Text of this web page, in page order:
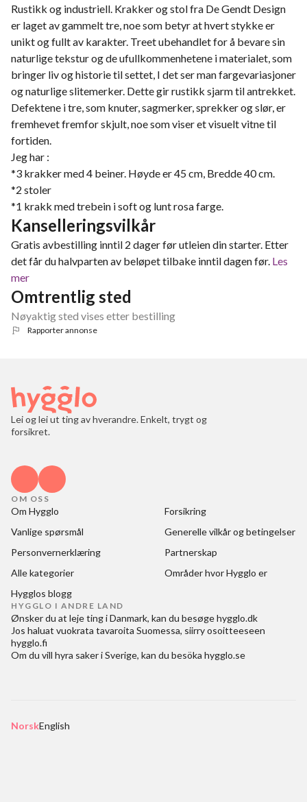
Rustikk og industriell. Krakker og stol fra De Gendt Design
er laget av gammelt tre, noe som betyr at hvert stykke er
unikt og fullt av karakter. Treet ubehandlet for å bevare sin
naturlige tekstur og de ufullkommenhetene i materialet, som
bringer liv og historie til settet, I det ser man fargevariasjoner
og naturlige slitemerker. Dette gir rustikk sjarm til antrekket.
Defektene i tre, som knuter, sagmerker, sprekker og slør, er
fremhevet fremfor skjult, noe som viser et visuelt vitne til
fortiden.
Jeg har :
*3 krakker med 4 beiner. Høyde er 45 cm, Bredde 40 cm.
*2 stoler
*1 krakk med trebein i soft og lunt rosa farge.
Kanselleringsvilkår
Gratis avbestilling inntil 2 dager før utleien din starter. Etter
det får du halvparten av beløpet tilbake inntil dagen før. Les
mer
Omtrentlig sted
Nøyaktig sted vises etter bestilling
Rapporter annonse
Lei og lei ut ting av hverandre. Enkelt, trygt og
forsikret.
OM OSS
Om Hygglo
Forsikring
Vanlige spørsmål
Generelle vilkår og betingelser
Personvernerklæring
Partnerskap
Alle kategorier
Områder hvor Hygglo er
Hygglos blogg
HYGGLO I ANDRE LAND
Ønsker du at leje ting i Danmark, kan du besøgehygglo.dk
Jos haluat vuokrata tavaroita Suomessa, siirry osoitteeseen
hygglo.fi
Om du vill hyra saker i Sverige, kan du besöka hygglo.se
NorskEnglish